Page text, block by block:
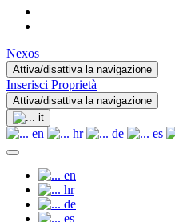
Nexos
Attiva/disattiva la navigazione
Inserisci Proprietà
Attiva/disattiva la navigazione
it
en hr de es
en
hr
de
es